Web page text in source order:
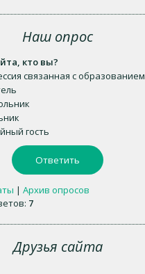
Наш опрос
кто вы?
связанная с образованием
гость
| Архив опросов
7
Друзья сайта